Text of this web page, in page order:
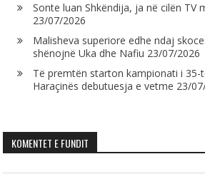
Sonte luan Shkëndija, ja në cilën TV
23/07/2026
Malisheva superiore edhe ndaj
shënojnë Uka dhe Nafiu 23/07/2026
Të premtën starton kampionati i 35-
Haraçinës debutuesja e vetme 23/
KOMENTET E FUNDIT